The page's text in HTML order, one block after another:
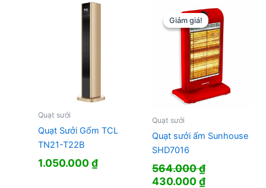
1.250.000 ₫.
là:
730.000 ₫.
Quạt sưởi
Quạt Sưởi Gốm TCL
TN21-T22B
1.050.000₫
Giảm giá!
Giảm giá!
Quạt sưởi
Quạt sưởi ấm Sunhouse
SHD7016
564.000₫
Giá
430.000₫Giá